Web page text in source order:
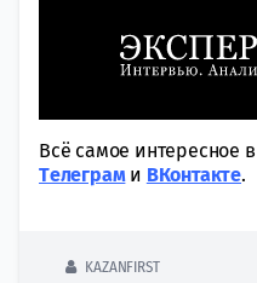
Всё самое интересное
Tелеграми ВКонтакте.
KAZANFIRST